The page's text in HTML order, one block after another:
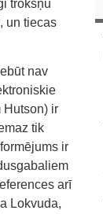
trokšņu
un tiecas
nav
Hutson) ir
tik
ir
arī
Lokvuda,